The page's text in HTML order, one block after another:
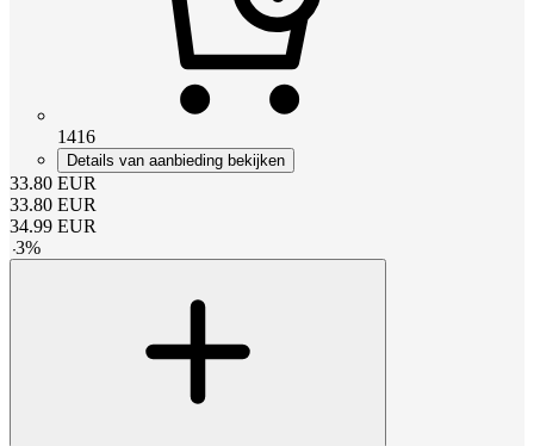
1416
Details van aanbieding bekijken
33.80 EUR
33.80 EUR
34.99 EUR
-3%